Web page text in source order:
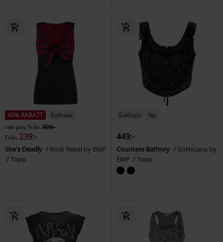
40% RABATT
Exklusiv
rek-pris Från399:-
Från 239:-
She's Deadly
Rock Rebel by EMP
Topp
Exklusiv Ny
449:-
Countess Bathory
Gothicana by
EMP
Topp